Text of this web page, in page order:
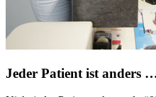
Jeder Patient ist anders